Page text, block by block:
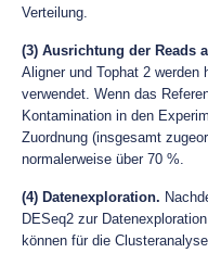
Verteilung.
(3) Ausrichtung der Reads
Aligner und Tophat 2 werden
verwendet. Wenn das
Kontamination in den
Zuordnung (insgesamt
normalerweise über 70 %.
(4) Datenexploration.
DESeq2 zur
können für die